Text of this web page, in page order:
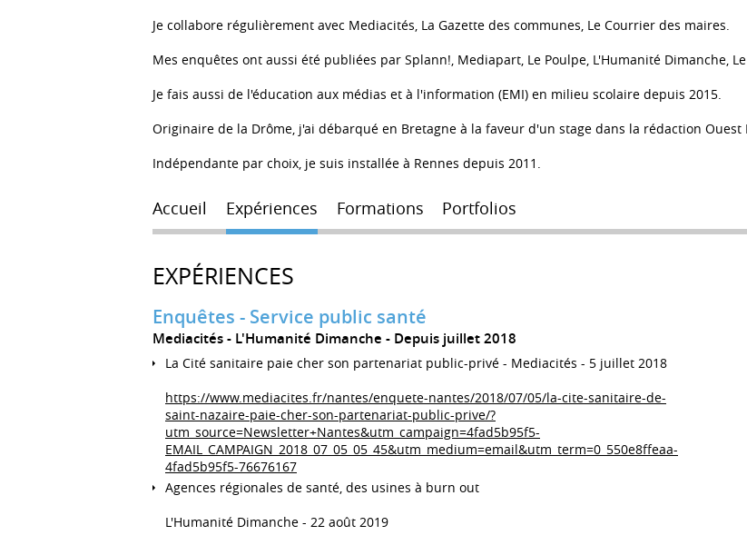
Je collabore régulièrement avec Mediacités, La Gazette des communes, Le Courrier des maires.
Mes enquêtes ont aussi été publiées par Splann!, Mediapart, Le Poulpe, L'Humanité Dimanche,
Je fais aussi de l'éducation aux médias et à l'information (EMI) en milieu scolaire depuis 2015.
Originaire de la Drôme, j'ai débarqué en Bretagne à la faveur d'un stage dans la rédaction Ouest
Indépendante par choix, je suis installée à Rennes depuis 2011.
Accueil Expériences Formations Portfolios
EXPÉRIENCES
Enquêtes - Service public santé
Mediacités - L'Humanité Dimanche Depuis juillet 2018
La Cité sanitaire paie cher son partenariat public-privé - Mediacités - 5 juillet 2018
https://www.mediacites.fr/nantes/enquete-nantes/2018/07/05/la-cite-sanitaire-de-
saint-nazaire-paie-cher-son-partenariat-public-prive/?
utm_source=Newsletter+Nantes&utm_campaign=4fad5b95f5-
EMAIL_CAMPAIGN_2018_07_05_05_45&utm_medium=email&utm_term=0_550e8ffeaa-
4fad5b95f5-76676167
Agences régionales de santé, des usines à burn out
L'Humanité Dimanche - 22 août 2019